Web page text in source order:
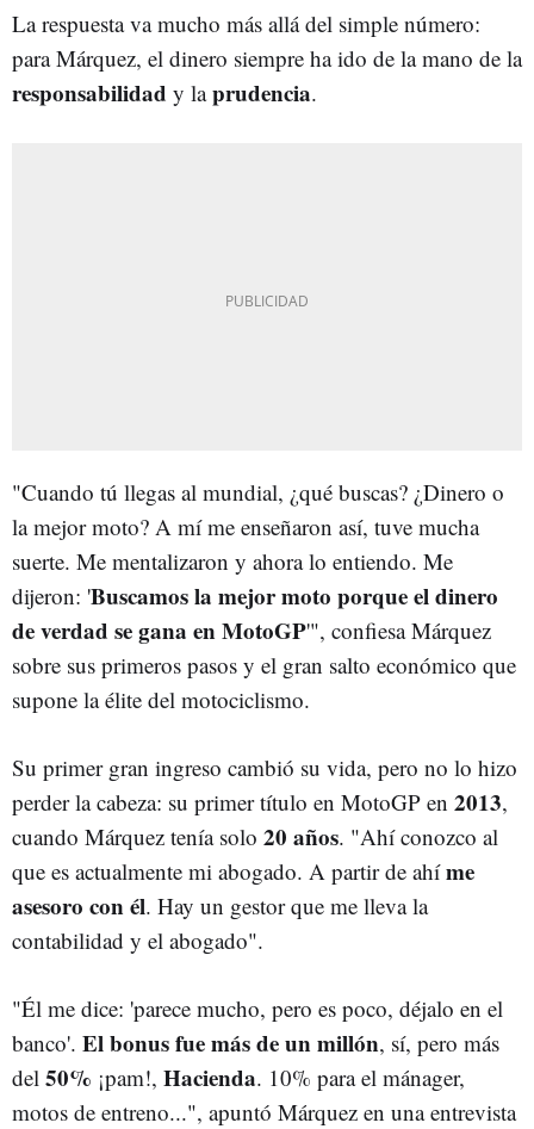
La respuesta va mucho más allá del simple número:
para Márquez, el dinero siempre ha ido de la mano de la
responsabilidad y laprudencia.
"Cuando tú llegas al mundial, ¿qué buscas? ¿Dinero o
la mejor moto? A mí me enseñaron así, tuve mucha
suerte. Me mentalizaron y ahora lo entiendo. Me
dijeron: 'Buscamos la mejor moto porque el dinero
de verdad se gana en MotoGP'", confiesa Márquez
sobre sus primeros pasos y el gran salto económico que
supone la élite del motociclismo.
Su primer gran ingreso cambió su vida, pero no lo hizo
perder la cabeza: su primer título en MotoGP en 2013,
cuando Márquez tenía solo 20 años. "Ahí conozco al
que es actualmente mi abogado. A partir de ahíme
asesoro con él. Hay un gestor que me lleva la
contabilidad y el abogado".
"Él me dice: 'parece mucho, pero es poco, déjalo en el
banco'. El bonus fue más de un millón, sí, pero más
del 50% ¡pam!, Hacienda. 10% para el mánager,
motos de entreno...", apuntó Márquez en una entrevista